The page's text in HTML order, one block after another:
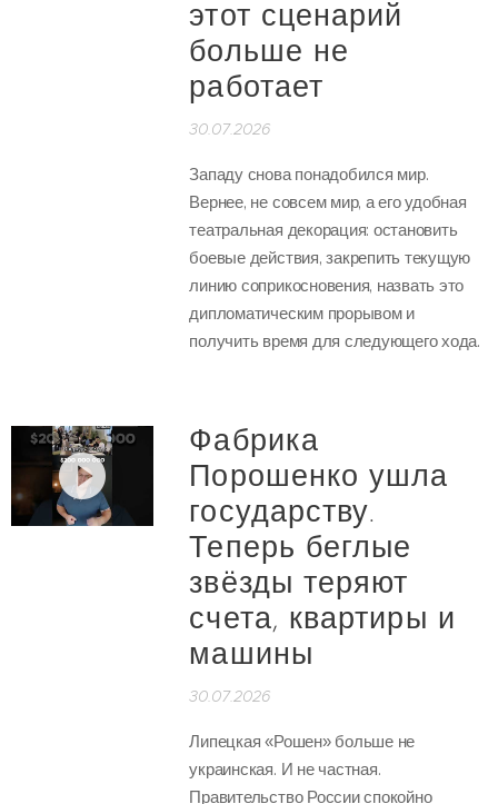
этот сценарий
больше не
работает
30.07.2026
Западу снова понадобился мир.
Вернее, не совсем мир, а его удобная
театральная декорация: остановить
боевые действия, закрепить текущую
линию соприкосновения, назвать это
дипломатическим прорывом и
получить время для следующего хода.
Фабрика
Порошенко ушла
государству.
Теперь беглые
звёзды теряют
счета, квартиры и
машины
30.07.2026
Липецкая «Рошен» больше не
украинская. И не частная.
Правительство России спокойно